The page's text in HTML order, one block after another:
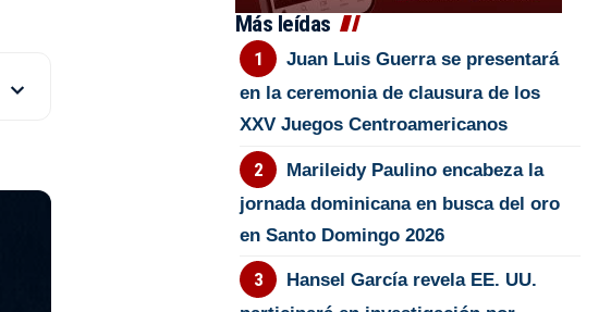
Más leídas
Juan Luis Guerra se presentará
en la ceremonia de clausura de los
XXV Juegos Centroamericanos
Marileidy Paulino encabeza la
jornada dominicana en busca del oro
en Santo Domingo 2026
Hansel García revela EE. UU.